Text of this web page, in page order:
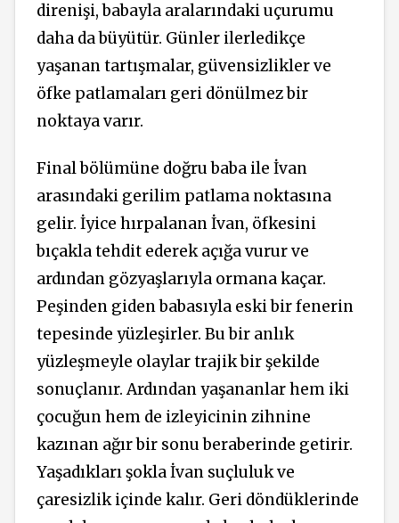
direnişi, babayla aralarındaki uçurumu
daha da büyütür. Günler ilerledikçe
yaşanan tartışmalar, güvensizlikler ve
öfke patlamaları geri dönülmez bir
noktaya varır.
Final bölümüne doğru baba ile İvan
arasındaki gerilim patlama noktasına
gelir. İyice hırpalanan İvan, öfkesini
bıçakla tehdit ederek açığa vurur ve
ardından gözyaşlarıyla ormana kaçar.
Peşinden giden babasıyla eski bir fenerin
tepesinde yüzleşirler. Bu bir anlık
yüzleşmeyle olaylar trajik bir şekilde
sonuçlanır. Ardından yaşananlar hem iki
çocuğun hem de izleyicinin zihnine
kazınan ağır bir sonu beraberinde getirir.
Yaşadıkları şokla İvan suçluluk ve
çaresizlik içinde kalır. Geri döndüklerinde